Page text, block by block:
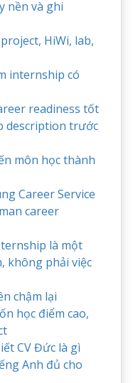
nền và ghi
HiWi, lab,
internship có
readiness tốt
description trước
môn học thành
Career Service
career
là một
không phải việc
chậm lại
học điểm cao,
CV Đức là gì
Anh đủ cho